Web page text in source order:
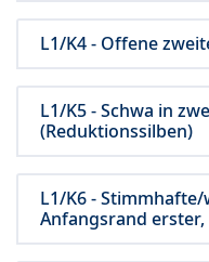
L1/K4 - Offene
L1/K5 - Schwa in
(Reduktionssilben)
L1/K6 - Stimmhafte/
Anfangsrand